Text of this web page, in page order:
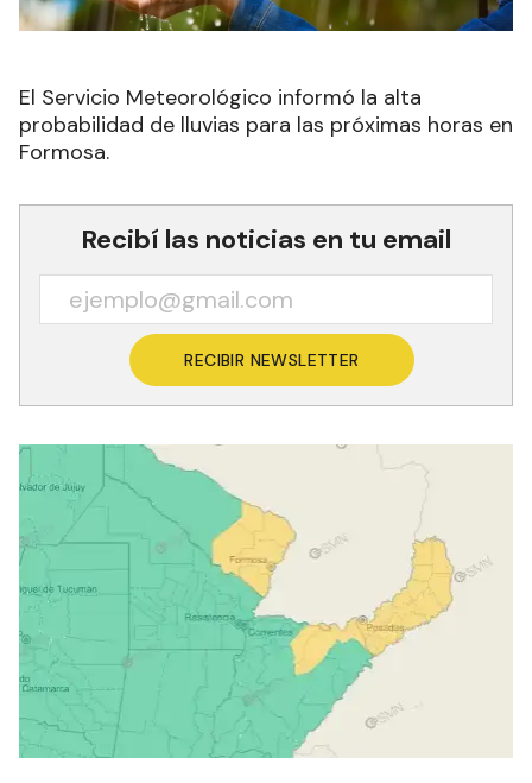
El Servicio Meteorológico informó la alta
probabilidad de lluvias para las próximas horas en
Formosa.
Recibí las noticias en tu email
RECIBIR NEWSLETTER